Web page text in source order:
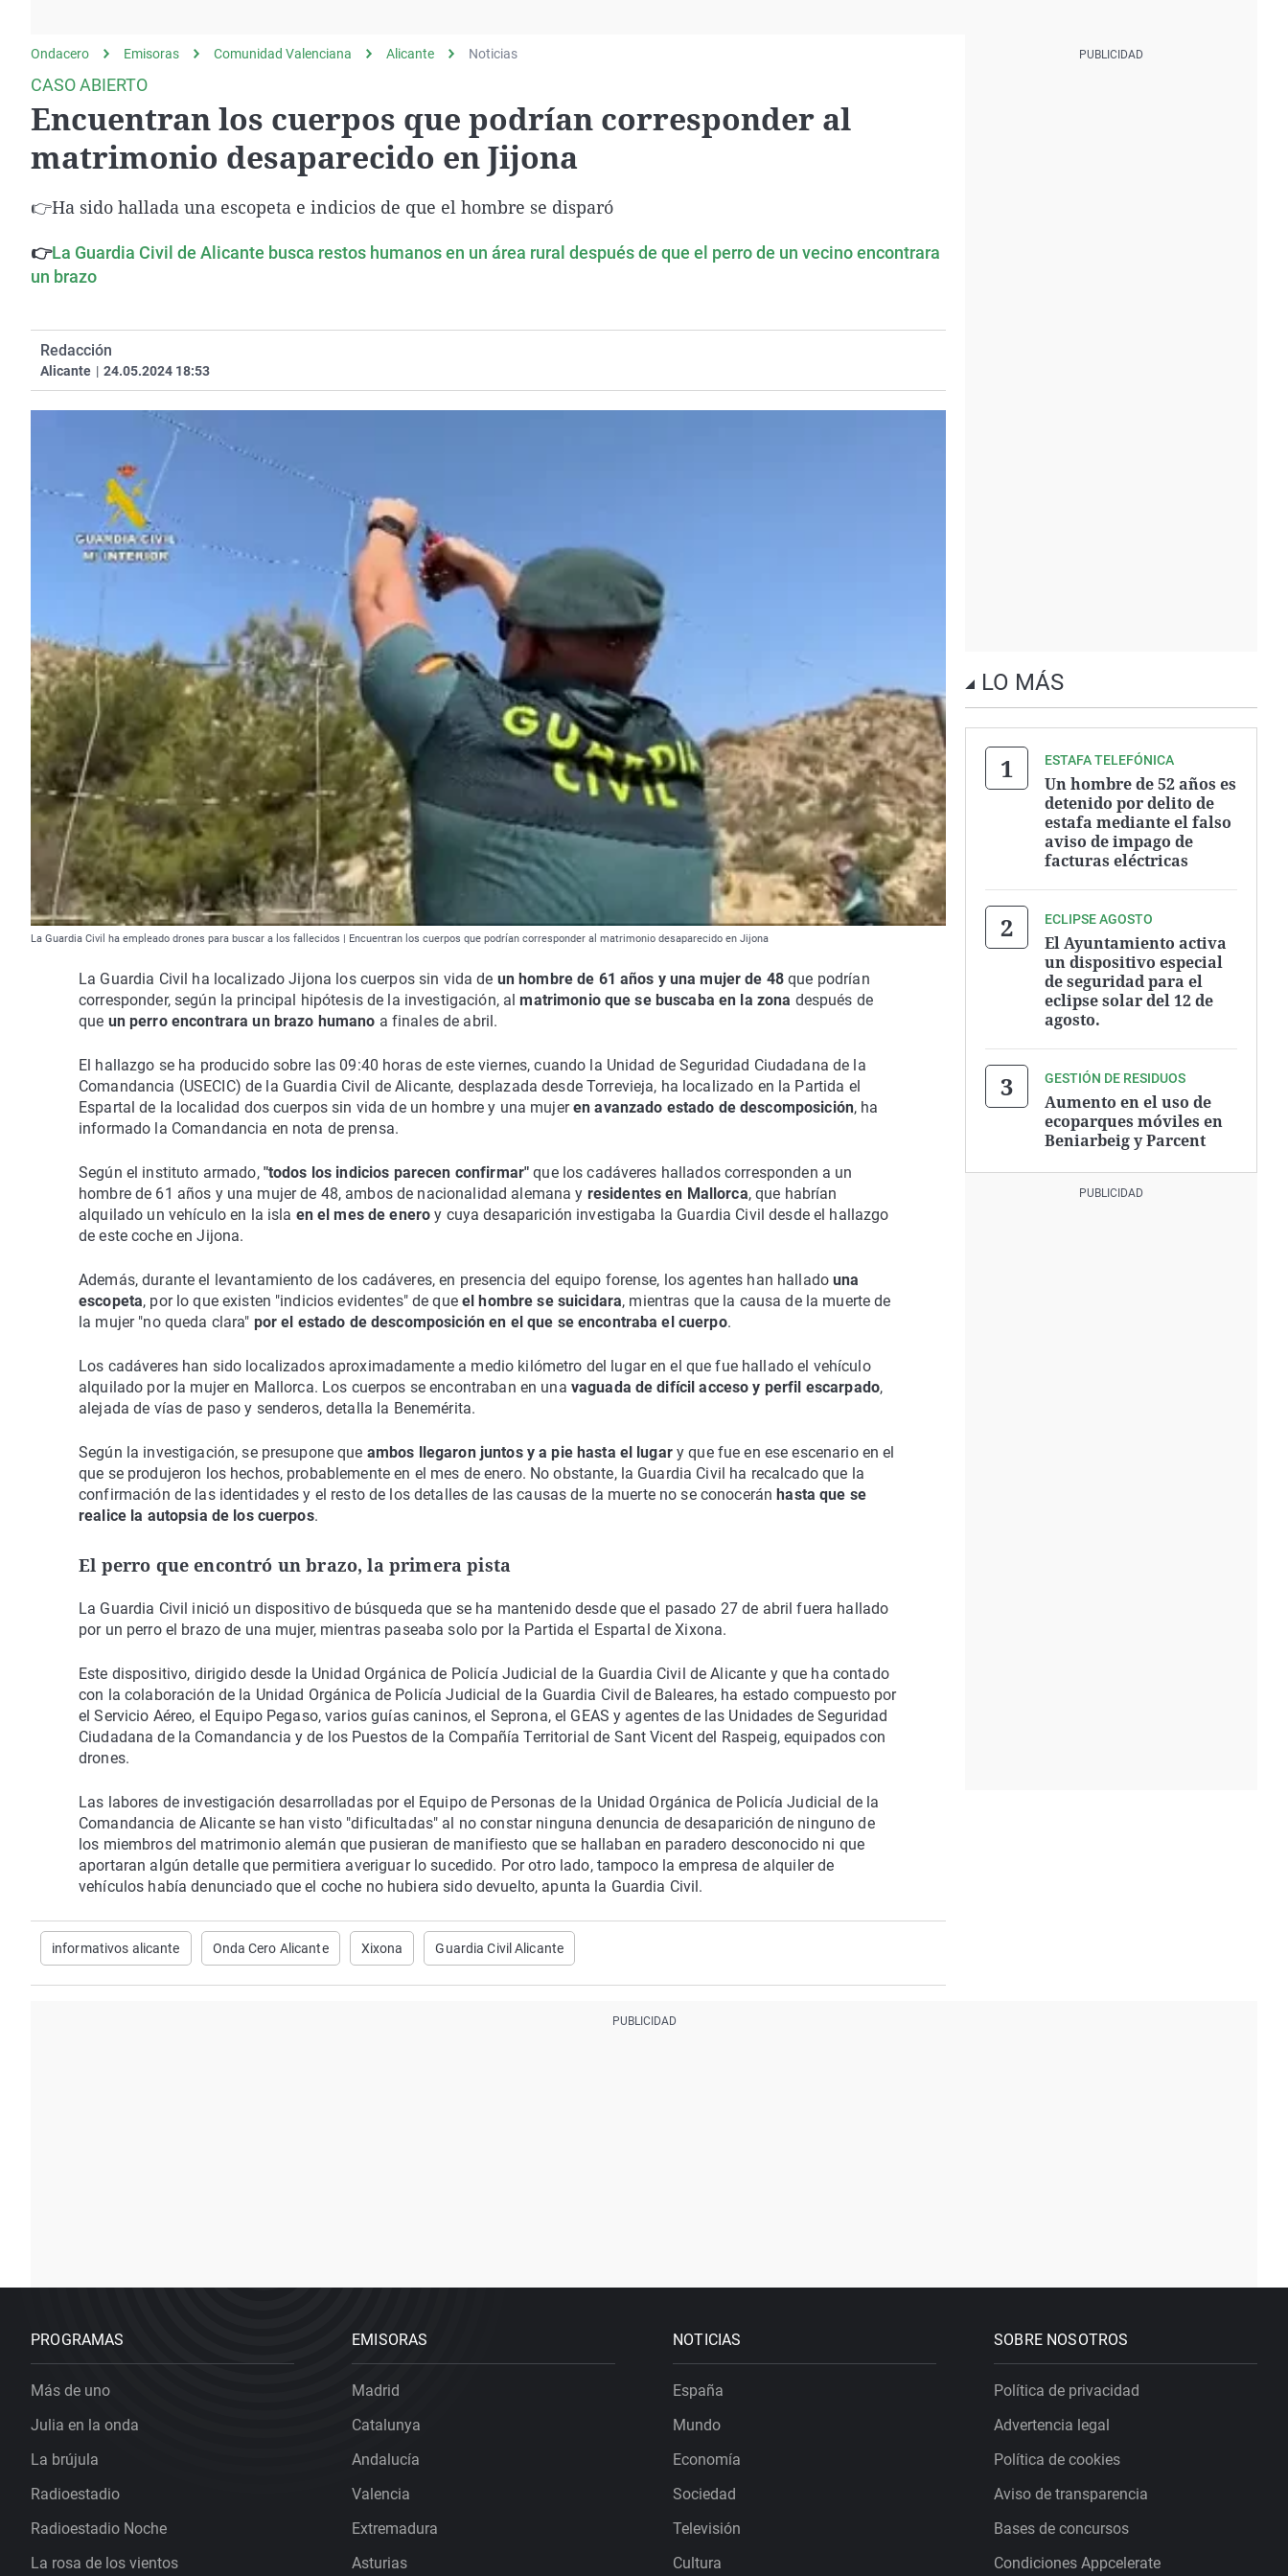
Negra
País Vasco
Ondacero Emisoras Comunidad Valenciana Alicante Noticias
CASO ABIERTO
Encuentran los cuerpos que podrían corresponder al
matrimonio desaparecido en Jijona
👉Ha sido hallada una escopeta e indicios de que el hombre se disparó
👉La Guardia Civil de Alicante busca restos humanos en un área rural después de que el perro de un vecino encontrara
un brazo
Redacción
Alicante | 24.05.2024 18:53
La Guardia Civil ha empleado drones para buscar a los fallecidos | Encuentran los cuerpos que podrían corresponder al matrimonio desaparecido en Jijona
La Guardia Civil ha localizado Jijona los cuerpos sin vida de un hombre de 61 años y una mujer de 48que podrían
corresponder, según la principal hipótesis de la investigación, almatrimonio que se buscaba en la zona después de
que un perro encontrara un brazo humano a finales de abril.
El hallazgo se ha producido sobre las 09:40 horas de este viernes, cuando la Unidad de Seguridad Ciudadana de la
Comandancia (USECIC) de la Guardia Civil de Alicante, desplazada desde Torrevieja, ha localizado en la Partida el
Espartal de la localidad dos cuerpos sin vida de un hombre y una mujeren avanzado estado de descomposición, ha
informado la Comandancia en nota de prensa.
Según el instituto armado, "todos los indicios parecen confirmar" que los cadáveres hallados corresponden a un
hombre de 61 años y una mujer de 48, ambos de nacionalidad alemana y residentes en Mallorca, que habrían
alquilado un vehículo en la isla en el mes de enero y cuya desaparición investigaba la Guardia Civil desde el hallazgo
de este coche en Jijona.
Además, durante el levantamiento de los cadáveres, en presencia del equipo forense, los agentes han halladouna
escopeta, por lo que existen "indicios evidentes" de queel hombre se suicidara, mientras que la causa de la muerte de
la mujer "no queda clara" por el estado de descomposición en el que se encontraba el cuerpo.
Los cadáveres han sido localizados aproximadamente a medio kilómetro del lugar en el que fue hallado el vehículo
alquilado por la mujer en Mallorca. Los cuerpos se encontraban en una vaguada de difícil acceso y perfil escarpado,
alejada de vías de paso y senderos, detalla la Benemérita.
Según la investigación, se presupone que ambos llegaron juntos y a pie hasta el lugary que fue en ese escenario en el
que se produjeron los hechos, probablemente en el mes de enero. No obstante, la Guardia Civil ha recalcado que la
confirmación de las identidades y el resto de los detalles de las causas de la muerte no se conoceránhasta que se
realice la autopsia de los cuerpos.
El perro que encontró un brazo, la primera pista
La Guardia Civil inició un dispositivo de búsqueda que se ha mantenido desde que el pasado 27 de abril fuera hallado
por un perro el brazo de una mujer, mientras paseaba solo por la Partida el Espartal de Xixona.
Este dispositivo, dirigido desde la Unidad Orgánica de Policía Judicial de la Guardia Civil de Alicante y que ha contado
con la colaboración de la Unidad Orgánica de Policía Judicial de la Guardia Civil de Baleares, ha estado compuesto por
el Servicio Aéreo, el Equipo Pegaso, varios guías caninos, el Seprona, el GEAS y agentes de las Unidades de Seguridad
Ciudadana de la Comandancia y de los Puestos de la Compañía Territorial de Sant Vicent del Raspeig, equipados con
drones.
Las labores de investigación desarrolladas por el Equipo de Personas de la Unidad Orgánica de Policía Judicial de la
Comandancia de Alicante se han visto "dificultadas" al no constar ninguna denuncia de desaparición de ninguno de
los miembros del matrimonio alemán que pusieran de manifiesto que se hallaban en paradero desconocido ni que
aportaran algún detalle que permitiera averiguar lo sucedido. Por otro lado, tampoco la empresa de alquiler de
vehículos había denunciado que el coche no hubiera sido devuelto, apunta la Guardia Civil.
informativos alicante Onda Cero Alicante Xixona Guardia Civil Alicante
LO MÁS
ESTAFA TELEFÓNICA
Un hombre de 52 años es
detenido por delito de
estafa mediante el falso
aviso de impago de
facturas eléctricas
ECLIPSE AGOSTO
El Ayuntamiento activa
un dispositivo especial
de seguridad para el
eclipse solar del 12 de
agosto.
GESTIÓN DE RESIDUOS
Aumento en el uso de
ecoparques móviles en
Beniarbeig y Parcent
PROGRAMAS
Más de uno
Julia en la onda
La brújula
Radioestadio
Radioestadio Noche
La rosa de los vientos
EMISORAS
Madrid
Catalunya
Andalucía
Valencia
Extremadura
Asturias
NOTICIAS
España
Mundo
Economía
Sociedad
Televisión
Cultura
SOBRE NOSOTROS
Política de privacidad
Advertencia legal
Política de cookies
Aviso de transparencia
Bases de concursos
Condiciones Appcelerate